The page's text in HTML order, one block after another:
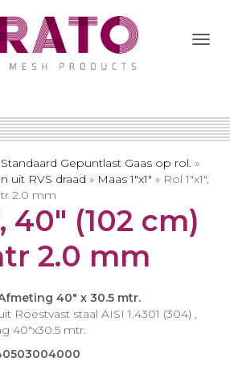
Standaard Gepuntlast Gaas op rol. »
uit RVS draad » Maas 1″x1″ » Rol 1″x1″,
2.0 mm
40″ (102 cm)
2.0 mm
40″ x 30.5 mtr.
Roestvast staal AISI 1.4301 (304) ,
40″x30.5 mtr.